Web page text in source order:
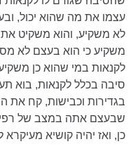
עצמו את מה שהוא יכול,
לא משקיע, והוא משקיט את
משקיע כי הוא בעצם לא
לקנאות במי שהוא כן
סיבה בכלל לקנאות, בוא
בגדירות וכבישות, קח את
שבעצם אתה במצב של
כן, ואז יהיה קושיא מעיקרא